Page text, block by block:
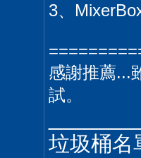
3、
感謝推薦...
試。
垃圾桶名